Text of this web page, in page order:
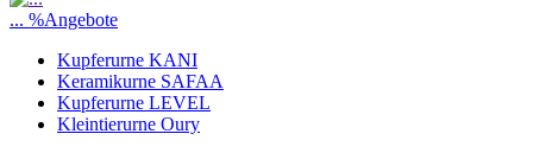
... %Angebote
Kupferurne KANI
Keramikurne SAFAA
Kupferurne LEVEL
Kleintierurne Oury